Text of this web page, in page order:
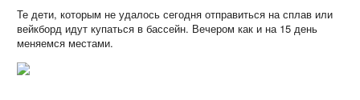
Те дети, которым не удалось сегодня отправиться на сплав или
вейкборд идут купаться в бассейн. Вечером как и на 15 день
меняемся местами.